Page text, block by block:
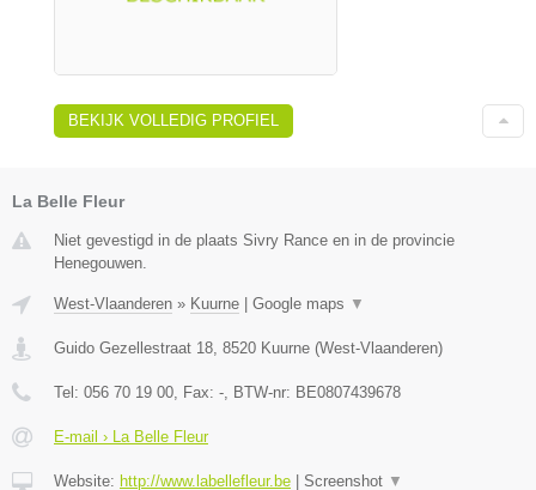
BEKIJK VOLLEDIG PROFIEL
La Belle Fleur
Niet gevestigd in de plaats Sivry Rance en in de provincie
Henegouwen.
West-Vlaanderen » Kuurne Google maps ▼
Guido Gezellestraat 18, 8520 Kuurne (West-Vlaanderen)
Tel: 056 70 19 00, Fax: -, BTW-nr: BE0807439678
E-mail › La Belle Fleur
Website: http://www.labellefleur.be Screenshot ▼